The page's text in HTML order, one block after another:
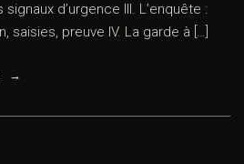
d’urgence III. L’enquête :
saisies, preuve IV. La garde à […]